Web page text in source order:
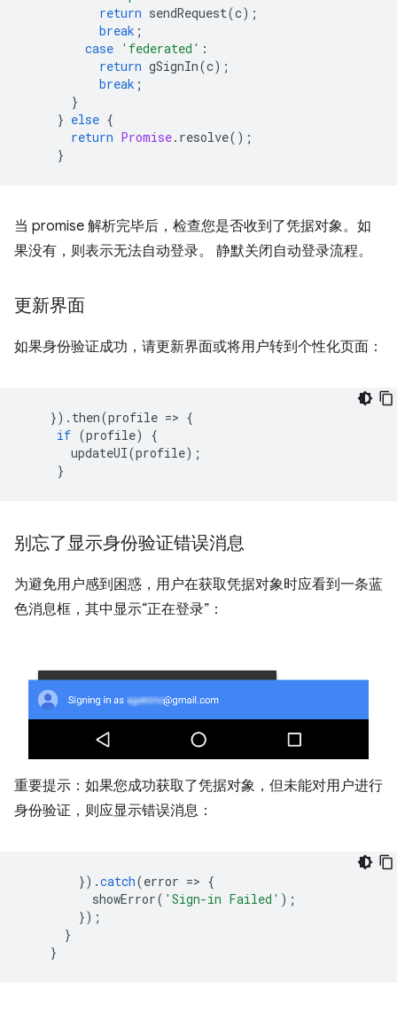
return sendRequest(c);
break ;
case 'federated' :
return gSignIn(c);
break ;
}
} else {
return Promise. resolve();
}
当 promise 解析完毕后，检查您是否收到了凭据对象。如
果没有，则表示无法自动登录。 静默关闭自动登录流程。
更新界面
如果身份验证成功，请更新界面或将用户转到个性化页面：
}). then(profile => {
if (profile)
{
updateUI(profile);
}
别忘了显示身份验证错误消息
为避免用户感到困惑，用户在获取凭据对象时应看到一条蓝
色消息框，其中显示“正在登录”：
重要提示：如果您成功获取了凭据对象，但未能对用户进行
身份验证，则应显示错误消息：
}).catch(error => {
showError( 'Sign-in Failed' );
});
}
}